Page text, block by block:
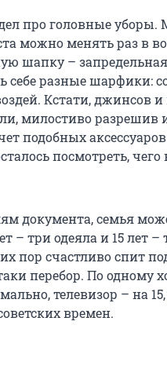
про головные
можно менять раз в
шапку –
себе разные шарфики:
Кстати, джинсов
милостиво
подобных
посмотреть,
документа, семья
– три одеяла и 15 лет
пор счастливо спит
перебор. По одному
телевизор – на
времен.